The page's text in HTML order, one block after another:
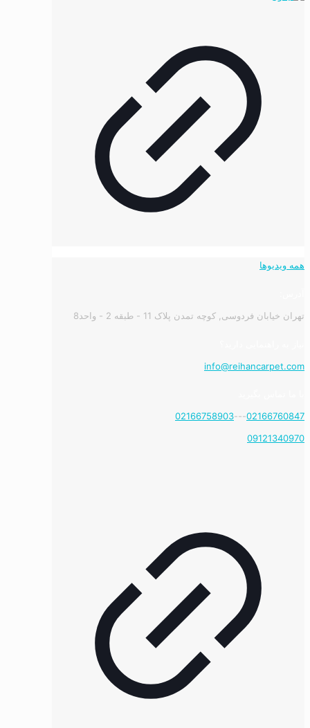
همه ویدیوها
تهران خیابان فردوسی, کوچه تمدن پلاک 11 - طبقه 2 - واحد8
info@reihancarpet.com
02166760847
---
02166758903
09121340970